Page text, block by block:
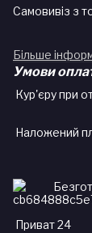
Самовивіз з
Більше
Умови
Кур'єру при
Наложений
Приват 24